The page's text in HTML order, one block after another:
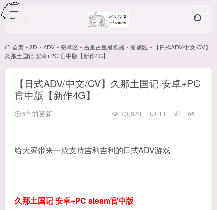
首页 • 2D • ADV • 安卓区 • 吉里吉里模拟器 • 游戏区 •
【日式ADV/中文/CV】
久那土国记 安卓+PC 官中版【新作4G】
【日式ADV/中文/CV】久那土国记 安卓+PC
官中版【新作4G】
3年前更新 70,674 11 106
给大家带来一款支持吉利吉利的日式ADV游戏
久那土国记 安卓+PC steam官中版